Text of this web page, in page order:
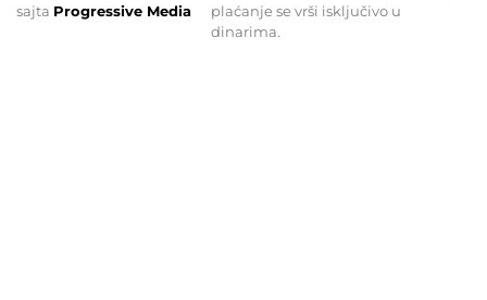
sajta Progressive Media
plaćanje se vrši isključivo u
dinarima.